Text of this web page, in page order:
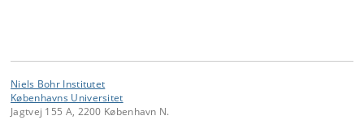
Niels Bohr Institutet
Københavns Universitet
Jagtvej 155 A, 2200 København N.